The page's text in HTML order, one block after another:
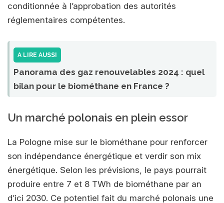
conditionnée à l’approbation des autorités
réglementaires compétentes.
A LIRE AUSSI
Panorama des gaz renouvelables 2024 : quel
bilan pour le biométhane en France ?
Un marché polonais en plein essor
La Pologne mise sur le biométhane pour renforcer
son indépendance énergétique et verdir son mix
énergétique. Selon les prévisions, le pays pourrait
produire entre 7 et 8 TWh de biométhane par an
d’ici 2030. Ce potentiel fait du marché polonais une